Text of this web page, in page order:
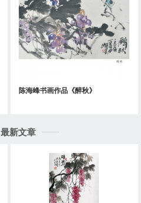
陈海峰书画作品《醉秋》
最新文章